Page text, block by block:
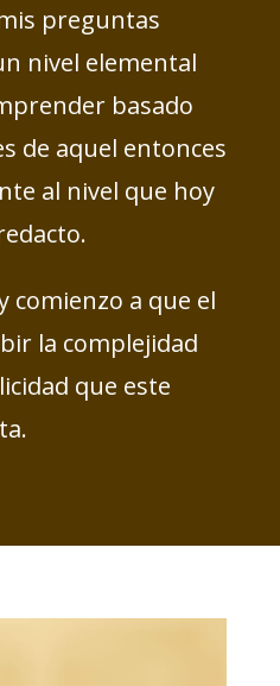
preguntas
nivel elemental
basado
de aquel entonces
al nivel que hoy
comienzo a que el
la complejidad
que este